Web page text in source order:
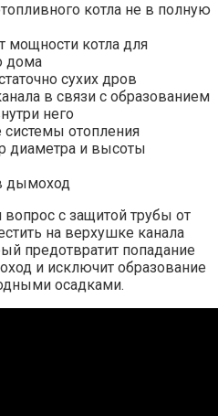
котла не в полную
мощности котла для
дома
сухих дров
в связи с образованием
него
отопления
диаметра и высоты
дымоход
с защитой трубы от
на верхушке канала
предотвратит попадание
и исключит образование
осадками.